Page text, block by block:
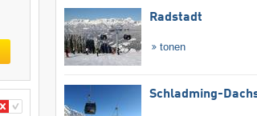
Radstadt
tonen
Schladming-